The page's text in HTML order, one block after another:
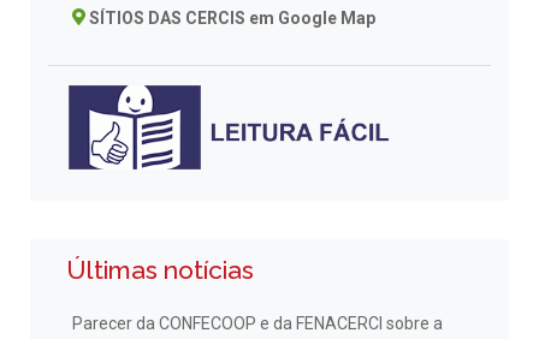
SÍTIOS DAS CERCIS em Google Map
Últimas notícias
Parecer da CONFECOOP e da FENACERCI sobre a